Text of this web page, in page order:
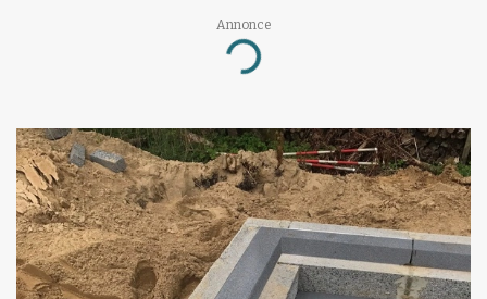
Annonce
Loading...